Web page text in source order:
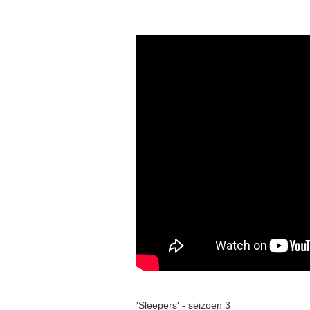
'Sleepers' - seizoen 3